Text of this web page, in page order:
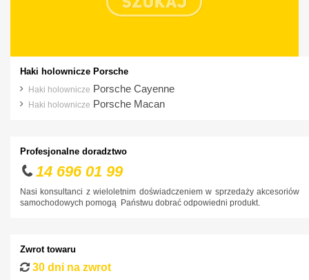
Haki holownicze Porsche
Haki holownicze Porsche Cayenne
Haki holownicze Porsche Macan
Profesjonalne doradztwo
14 696 01 99
Nasi konsultanci z wieloletnim doświadczeniem w sprzedaży akcesoriów
samochodowych pomogą Państwu dobrać odpowiedni produkt.
Zwrot towaru
30 dni na zwrot